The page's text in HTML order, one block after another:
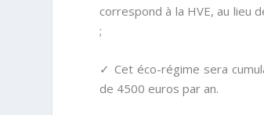
correspond à la HVE, au lieu
;
✓ Cet éco-régime sera
de 4500 euros par an.